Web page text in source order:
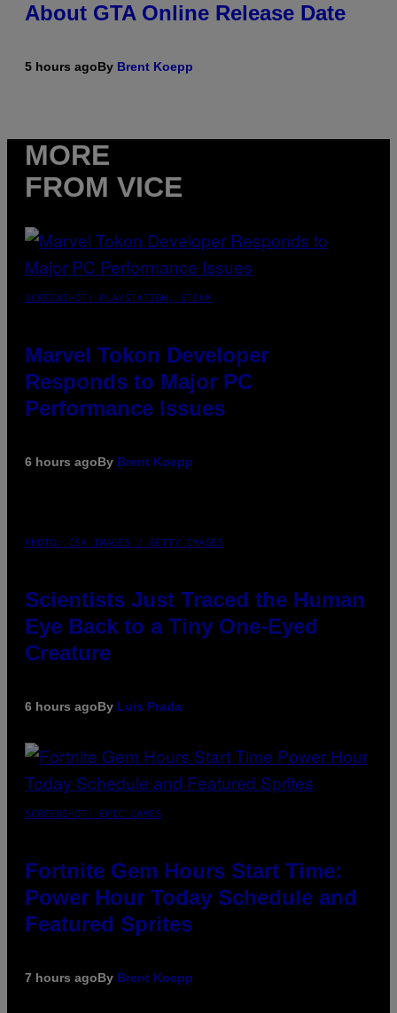
About GTA Online Release Date
5 hours agoBy Brent Koepp
MORE
FROM VICE
SCREENSHOT: PLAYSTATION, STEAM
Marvel Tokon Developer
Responds to Major PC
Performance Issues
6 hours agoBy Brent Koepp
PHOTO: CSA IMAGES / GETTY IMAGES
Scientists Just Traced the Human
Eye Back to a Tiny One-Eyed
Creature
6 hours agoBy Luis Prada
SCREENSHOT: EPIC GAMES
Fortnite Gem Hours Start Time:
Power Hour Today Schedule and
Featured Sprites
7 hours agoBy Brent Koepp